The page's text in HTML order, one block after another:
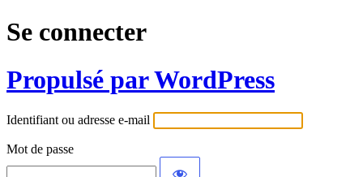
Se connecter
Propulsé par WordPress
Identifiant ou adresse e-mail
Mot de passe